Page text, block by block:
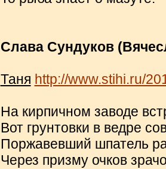
Слава Сундуков
Таня http://www.stihi.ru/
На кирпичном заводе
Вот грунтовки в ведре
Поржавевший шпатель
Через призму очков